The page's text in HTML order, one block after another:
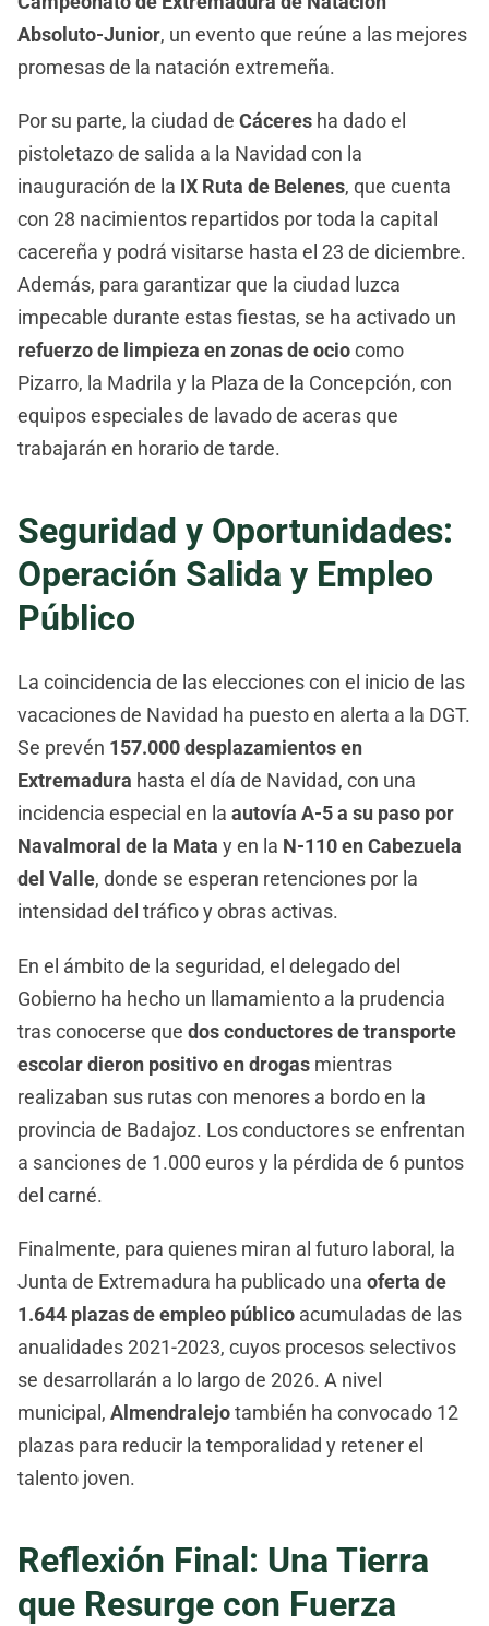
Absoluto-Junior, un evento que reúne a las mejores
promesas de la natación extremeña.
Por su parte, la ciudad de Cáceres ha dado el
pistoletazo de salida a la Navidad con la
inauguración de la IX Ruta de Belenes, que cuenta
con 28 nacimientos repartidos por toda la capital
cacereña y podrá visitarse hasta el 23 de diciembre.
Además, para garantizar que la ciudad luzca
impecable durante estas fiestas, se ha activado un
refuerzo de limpieza en zonas de ociocomo
Pizarro, la Madrila y la Plaza de la Concepción, con
equipos especiales de lavado de aceras que
trabajarán en horario de tarde.
Seguridad y Oportunidades:
Operación Salida y Empleo
Público
La coincidencia de las elecciones con el inicio de las
vacaciones de Navidad ha puesto en alerta a la DGT.
Se prevén 157.000 desplazamientos en
Extremadura hasta el día de Navidad, con una
incidencia especial en la autovía A-5 a su paso por
Navalmoral de la Mata y en la N-110 en Cabezuela
del Valle, donde se esperan retenciones por la
intensidad del tráfico y obras activas.
En el ámbito de la seguridad, el delegado del
Gobierno ha hecho un llamamiento a la prudencia
tras conocerse que dos conductores de transporte
escolar dieron positivo en drogas mientras
realizaban sus rutas con menores a bordo en la
provincia de Badajoz. Los conductores se enfrentan
a sanciones de 1.000 euros y la pérdida de 6 puntos
del carné.
Finalmente, para quienes miran al futuro laboral, la
Junta de Extremadura ha publicado una oferta de
1.644 plazas de empleo público acumuladas de las
anualidades 2021-2023, cuyos procesos selectivos
se desarrollarán a lo largo de 2026. A nivel
municipal, Almendralejotambién ha convocado 12
plazas para reducir la temporalidad y retener el
talento joven.
Reflexión Final: Una Tierra
que Resurge con Fuerza